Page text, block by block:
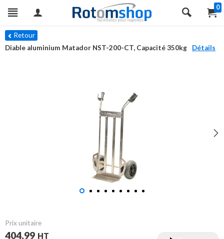
0
Retour
Diable aluminium Matador NST-200-CT, Capacité 350kg
Détails
Prix unitaire
404,99 HT